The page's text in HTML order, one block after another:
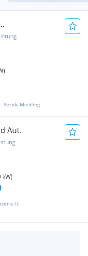
Bezirk, Meidling
Aut.
kW)
e.U.